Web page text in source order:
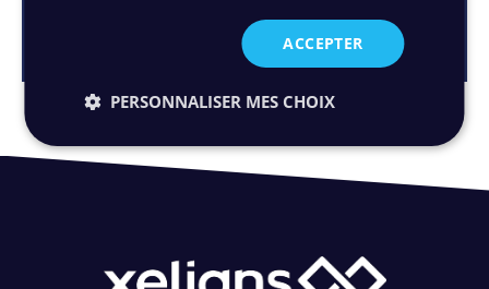
ACCEPTER
PERSONNALISER MES CHOIX